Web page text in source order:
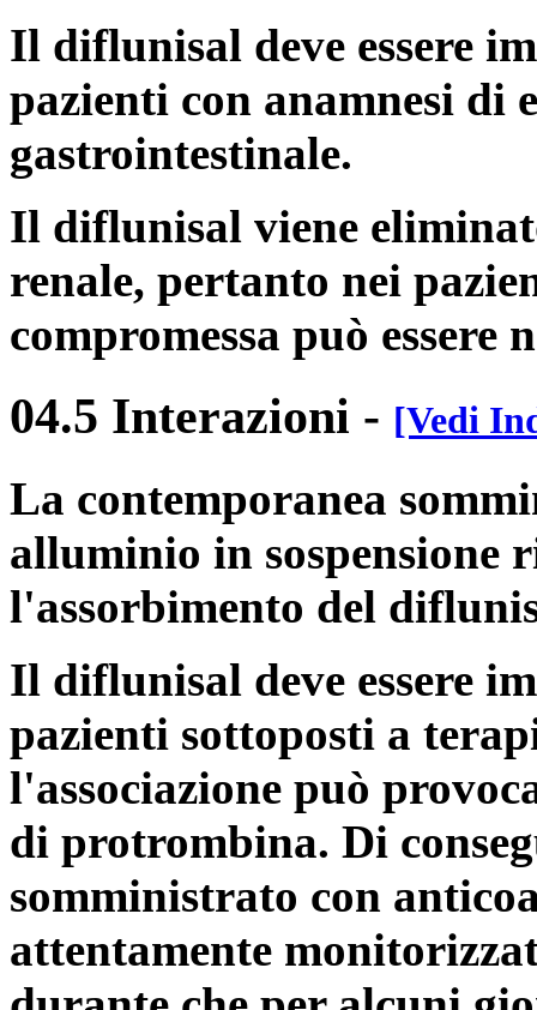
Il diflunisal deve essere
pazienti con anamnesi di
gastrointestinale.
Il diflunisal viene
renale, pertanto nei
compromessa può essere
04.5 Interazioni - [Vedi
La contemporanea
alluminio in sospensione
l'assorbimento del
Il diflunisal deve essere
pazienti sottoposti a
l'associazione può
di protrombina. Di
somministrato con
attentamente